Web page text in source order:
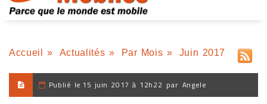
Accueil » Actualités » Par Mois » Juin 2017
Publié le 15 juin 2017 à 12h22 par Angele